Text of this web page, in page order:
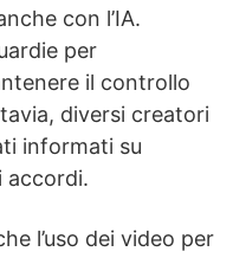
con l’IA.
per
il controllo
diversi creatori
informati su
accordi.
l’uso dei video per